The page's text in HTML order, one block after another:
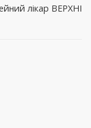
лікар ВЕРХНІ